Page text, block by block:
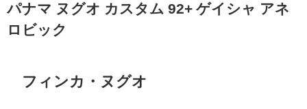
パナマ ヌグオ カスタム 92+ ゲイシャ アネ
ロビック
フィンカ・ヌグオ